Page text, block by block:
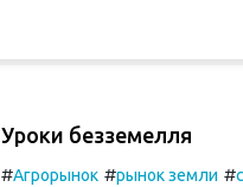
Уроки безземелля
#Агрорынок #рынок земли #